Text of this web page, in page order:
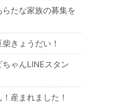
たな家族の募集を
きょうだい！
ゃんLINEスタン
産まれました！